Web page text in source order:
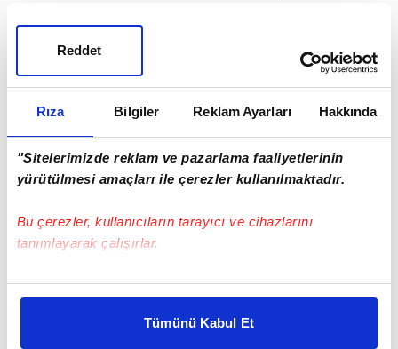
Rıza Bilgiler Reklam Ayarları Hakkında
"Sitelerimizde reklam ve pazarlama faaliyetlerinin
yürütülmesi amaçları ile çerezler kullanılmaktadır.
Bu çerezler, kullanıcıların tarayıcı ve cihazlarını
tanımlayarak çalışırlar.
Bu çerezlere izin vermeniz halinde sizlere özel
daha iyi reklam deneyimi yaşatabiliriz. Bunu yaparken
Tümünü Kabul Et
Reddet
hücum geçişlerinde kusursuz bir 8 numara
arayan yönetimin, Camavinga formülü
üzerinde yoğunlaştığı öne sürüldü.